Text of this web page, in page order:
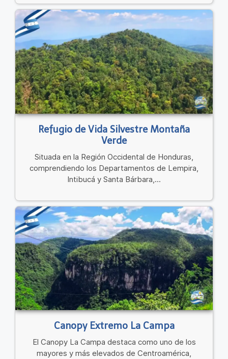
Refugio de Vida Silvestre Montaña
Verde
Situada en la Región Occidental de Honduras,
comprendiendo los Departamentos de Lempira,
Intibucá y Santa Bárbara,...
Canopy Extremo La Campa
El Canopy La Campa destaca como uno de los
mayores y más elevados de Centroamérica,